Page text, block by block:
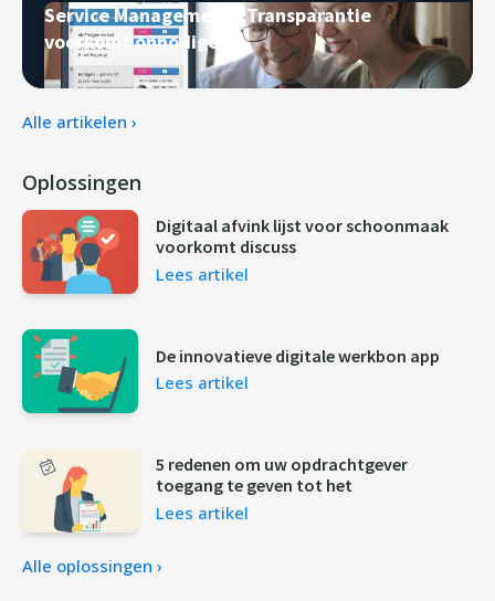
Service Management - Transparantie
voorkomt onnodige s
Alle artikelen ›
Oplossingen
Digitaal afvink lijst voor schoonmaak
voorkomt discuss
Lees artikel
De innovatieve digitale werkbon app
Lees artikel
5 redenen om uw opdrachtgever
toegang te geven tot het
Lees artikel
Alle oplossingen ›